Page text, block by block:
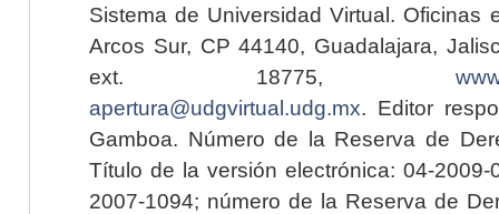
Sistema de Universidad Virtual. Oficinas
Arcos Sur, CP 44140, Guadalajara,
ext. 18775,
apertura@udgvirtual.udg.mx. Editor
Gamboa. Número de la Reserva de
Título de la versión electrónica: 04-2009-
2007-1094; número de la Reserva de